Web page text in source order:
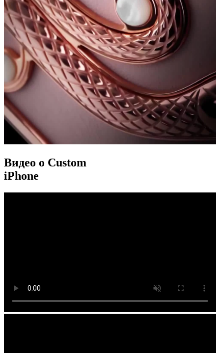
Видео о Custom
iPhone